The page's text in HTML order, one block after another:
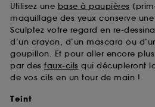
Utilisez une base à paupières
maquillage des yeux conserve
Sculptez votre regard en re-
d’un crayon, d’un mascara ou
goupillon. Et pour aller encore
par des faux-cils qui décupleront
de vos cils en un tour de main !
Teint